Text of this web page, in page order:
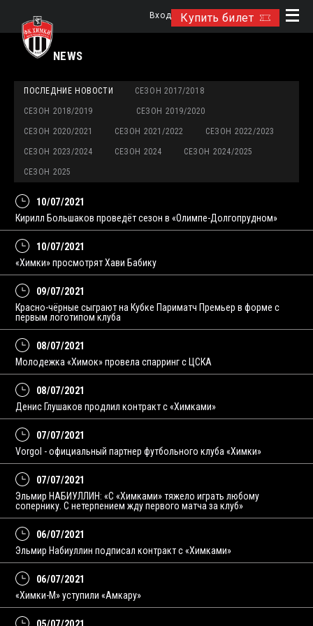
Купить билет
Вход
NEWS
ПОСЛЕДНИЕ НОВОСТИ СЕЗОН 2017/2018
СЕЗОН 2018/2019 СЕЗОН 2019/2020
СЕЗОН 2020/2021 СЕЗОН 2021/2022 СЕЗОН 2022/2023
СЕЗОН 2023/2024 СЕЗОН 2024 СЕЗОН 2024/2025
СЕЗОН 2025
10/07/2021
Кирилл Большаков проведёт сезон в «Олимпе-Долгопрудном»
10/07/2021
«Химки» просмотрят Хави Бабику
09/07/2021
Красно-чёрные сыграют на Кубке Париматч Премьер в форме с
первым логотипом клуба
08/07/2021
Молодежка «Химок» провела спарринг с ЦСКА
08/07/2021
Денис Глушаков продлил контракт с «Химками»
07/07/2021
Vorgol - официальный партнер футбольного клуба «Химки»
07/07/2021
Эльмир НАБИУЛЛИН: «С «Химками» тяжело играть любому
сопернику. С нетерпением жду первого матча за клуб»
06/07/2021
Эльмир Набиуллин подписал контракт с «Химками»
06/07/2021
«Химки-М» уступили «Амкару»